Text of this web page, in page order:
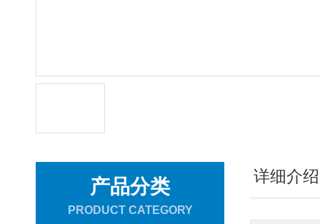
产品分类
PRODUCT CATEGORY
详细介绍